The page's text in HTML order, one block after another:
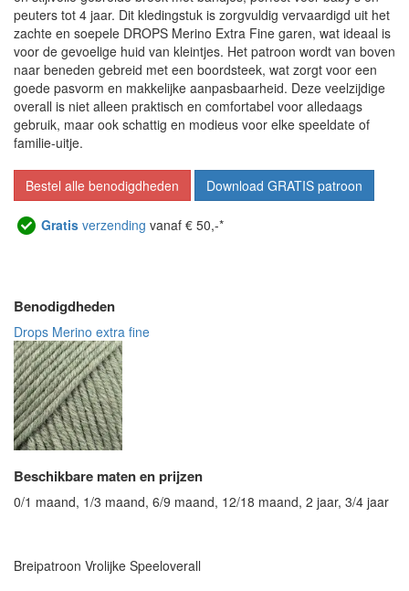
peuters tot 4 jaar. Dit kledingstuk is zorgvuldig vervaardigd uit het
zachte en soepele DROPS Merino Extra Fine garen, wat ideaal is
voor de gevoelige huid van kleintjes. Het patroon wordt van boven
naar beneden gebreid met een boordsteek, wat zorgt voor een
goede pasvorm en makkelijke aanpasbaarheid. Deze veelzijdige
overall is niet alleen praktisch en comfortabel voor alledaags
gebruik, maar ook schattig en modieus voor elke speeldate of
familie-uitje.
Bestel alle benodigdheden Download GRATIS patroon
Gratis verzending vanaf € 50,-*
Benodigdheden
Drops Merino extra fine
Beschikbare maten en prijzen
0/1 maand, 1/3 maand, 6/9 maand, 12/18 maand, 2 jaar, 3/4 jaar
Breipatroon Vrolijke Speeloverall